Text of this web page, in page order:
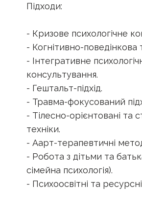
Підходи:
- Кризове психологічне
- Когнітивно-поведінкова
- Інтегративне
консультування.
- Гештальт-підхід.
- Травма-фокусований
- Тілесно-орієнтовані та
техніки.
- Аарт-терапевтичні
- Робота з дітьми та
сімейна психологія).
- Психоосвітні та